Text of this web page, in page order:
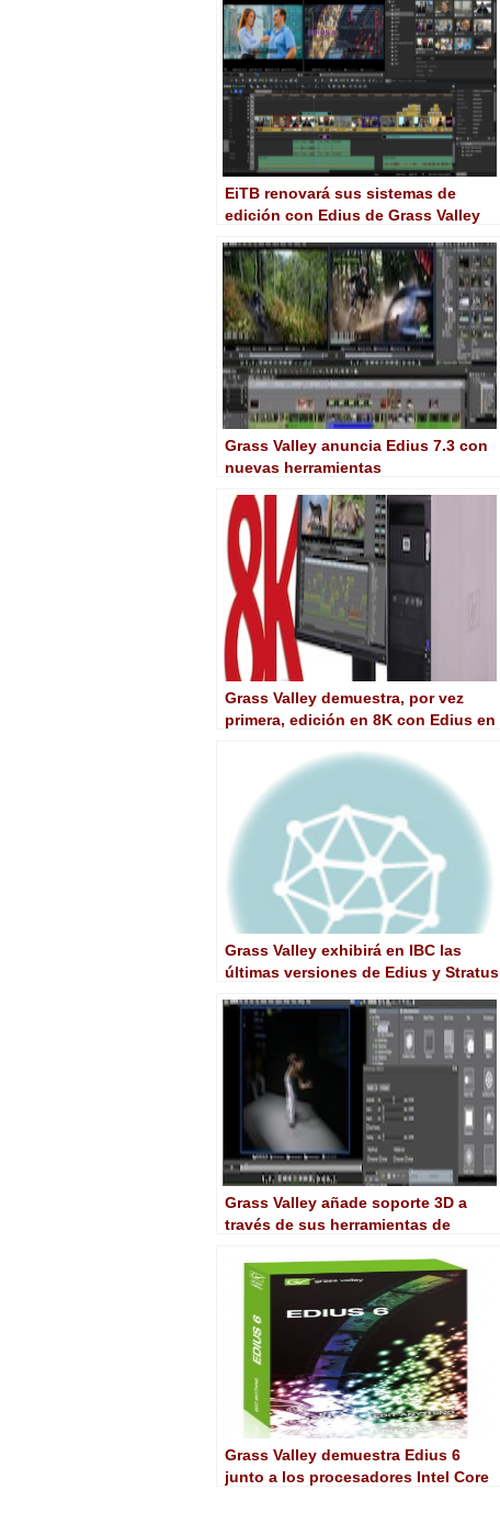
EiTB renovará sus sistemas de
edición con Edius de Grass Valley
Grass Valley anuncia Edius 7.3 con
nuevas herramientas
Grass Valley demuestra, por vez
primera, edición en 8K con Edius en
Grass Valley exhibirá en IBC las
últimas versiones de Edius y Stratus
Grass Valley añade soporte 3D a
través de sus herramientas de
Grass Valley demuestra Edius 6
junto a los procesadores Intel Core